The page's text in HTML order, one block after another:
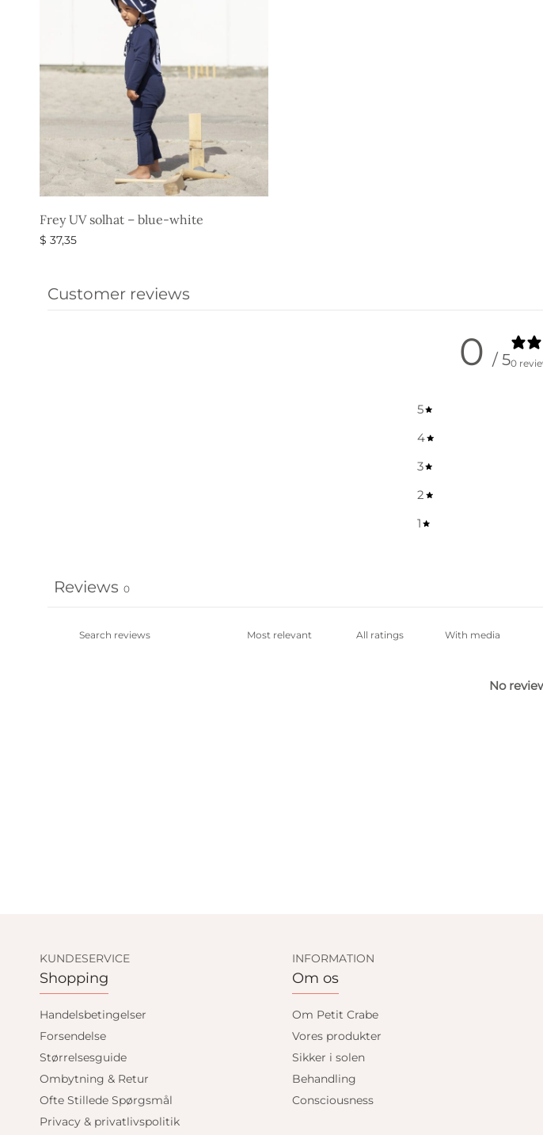
Frey UV solhat – blue-white
$ 37,35
Customer reviews
0 / 50
5
4
3
2
1
Reviews 0
With media
No
KUNDESERVICE
Shopping
Handelsbetingelser
Forsendelse
Størrelsesguide
Ombytning & Retur
Ofte Stillede Spørgsmål
Privacy & privatlivspolitik
INFORMATION
Om os
Om Petit Crabe
Vores produkter
Sikker i solen
Behandling
Consciousness